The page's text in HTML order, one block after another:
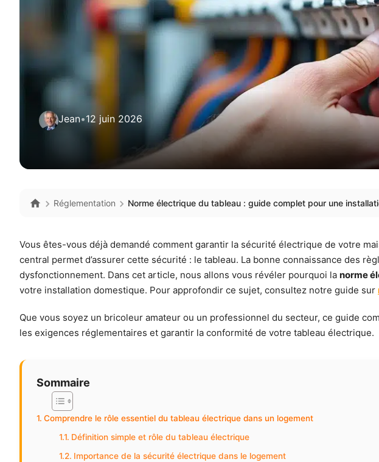
Jean•12 juin 2026
Réglementation Norme électrique du tableau : guide complet pour une
Vous êtes-vous déjà demandé comment garantir la sécurité électrique de votre
central permet d’assurer cette sécurité : le tableau. La bonne connaissance des
dysfonctionnement. Dans cet article, nous allons vous révéler pourquoi la norme
votre installation domestique. Pour approfondir ce sujet, consultez notre guide sur
Que vous soyez un bricoleur amateur ou un professionnel du secteur, ce guide
les exigences réglementaires et garantir la conformité de votre tableau électrique.
Sommaire
Comprendre le rôle essentiel du tableau électrique dans un logement
Définition simple et rôle du tableau électrique
Importance de la sécurité électrique dans le logement